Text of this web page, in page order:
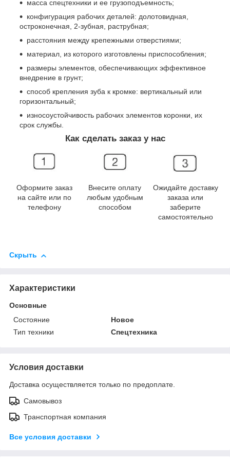
масса спецтехники и ее грузоподъемность;
конфигурация рабочих деталей: долотовидная,
остроконечная, 2-зубная, раструбная;
расстояния между крепежными отверстиями;
материал, из которого изготовлены приспособления;
размеры элементов, обеспечивающих эффективное
внедрение в грунт;
способ крепления зуба к кромке: вертикальный или
горизонтальный;
износоустойчивость рабочих элементов коронки, их
срок службы.
Как сделать заказ у нас
Оформите заказ
на сайте или по
телефону
Внесите оплату
любым удобным
способом
Ожидайте доставку
заказа или
заберите
самостоятельно
Скрыть
Характеристики
Основные
Состояние
Новое
Тип техники
Спецтехника
Условия доставки
Доставка осуществляется только по предоплате.
Самовывоз
Транспортная компания
Все условия доставки